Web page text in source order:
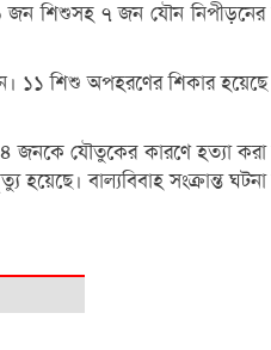
শিশুসহ ৭ জন যৌন নিপীড়নের
১১ শিশু অপহরণের শিকার
যৌতুকের কারণে হত্যা করা
বাল্যবিবাহ সংক্রান্ত